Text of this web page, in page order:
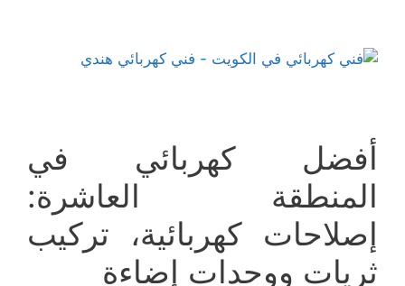
أفضل كهربائي في
المنطقة العاشرة:
إصلاحات كهربائية، تركيب
ثريات ووحدات إضاءة